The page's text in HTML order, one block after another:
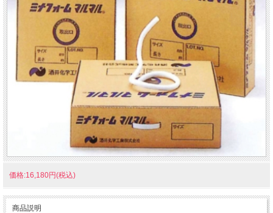
価格:16,180円(税込)
商品説明